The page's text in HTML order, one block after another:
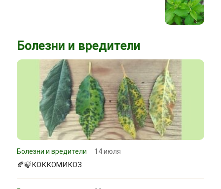
Болезни и вредители
Болезни и вредители 14 июля
🍂🍃КОККОМИКОЗ